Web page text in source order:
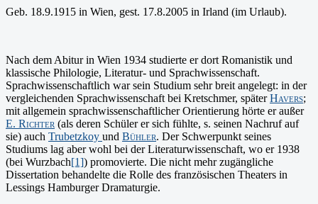
Geb. 18.9.1915 in Wien, gest. 17.8.2005 in Irland (im Urlaub).
Nach dem Abitur in Wien 1934 studierte er dort Romanistik und
klassische Philologie, Literatur- und Sprach­wissenschaft.
Sprachwissenschaftlich war sein Studium sehr breit angelegt: in der
vergleichenden Sprachwissenschaft bei Kretschmer, späterHavers;
mit allgemein sprachwissenschaftlicher Orientierung hörte er außer
E. Richter (als deren Schüler er sich fühlte, s. seinen Nachruf auf
sie) auch Trubetzkoy und Bühler. Der Schwerpunkt seines
Studiums lag aber wohl bei der Literaturwissenschaft, wo er 1938
(bei Wurzbach[1]) promovierte. Die nicht mehr zugängliche
Dissertation behan­delte die Rolle des französischen Theaters in
Lessings Hamburger Dramaturgie.